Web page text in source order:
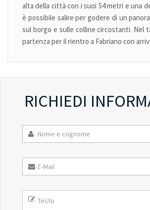
alta della città con i suoi 54 metri e una
è possibile salire per godere di un
sul borgo e sulle colline circostanti. Nel
partenza per il rientro a Fabriano con
RICHIEDI